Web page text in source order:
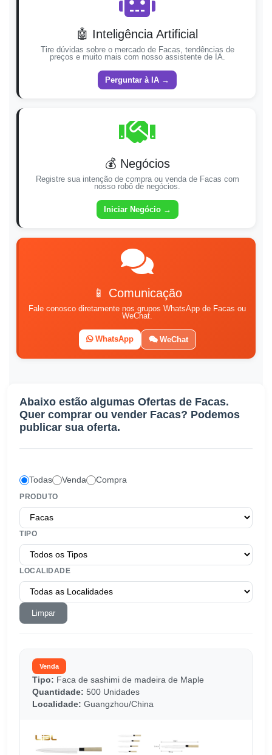
🤖 Inteligência Artificial
Tire dúvidas sobre o mercado de Facas, tendências de
preços e muito mais com nosso assistente de IA.
Perguntar à IA →
💰 Negócios
Registre sua intenção de compra ou venda de Facas com
nosso robô de negócios.
Iniciar Negócio →
📱 Comunicação
Fale conosco diretamente nos grupos WhatsApp de Facas ou
WeChat.
WhatsApp WeChat
Abaixo estão algumas Ofertas de Facas.
Quer comprar ou vender Facas? Podemos
publicar sua oferta.
Todas Venda Compra
PRODUTO
TIPO
LOCALIDADE
Limpar
Venda
Tipo: Faca de sashimi de madeira de Maple
Quantidade: 500 Unidades
Localidade: Guangzhou/China